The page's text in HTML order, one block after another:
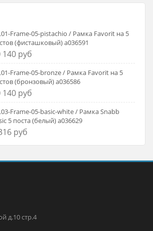
Frame-05-pistachio / Рамка Favorit на 5
(фисташковый) a036591
140 руб
Frame-05-bronze / Рамка Favorit на 5
(бронзовый) a036586
140 руб
Frame-05-basic-white / Рамка Snabb
5 поста (белый) a036629
руб
д.10 стр.4